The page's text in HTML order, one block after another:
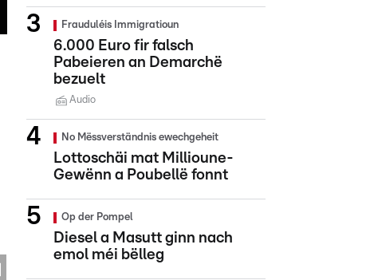
Frauduléis Immigratioun
6.000 Euro fir falsch
Pabeieren an Demarchë
bezuelt
Audio
No Mëssverständnis ewechgeheit
Lottoschäi mat Millioune-
Gewënn a Poubellë fonnt
Op der Pompel
Diesel a Masutt ginn nach
emol méi bëlleg